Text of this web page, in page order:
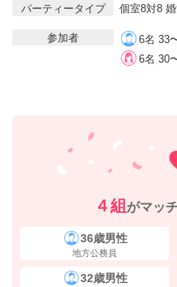
パーティータイプ 個室8対8
参加者
6名 33
6名 30
４組 がマッ
36歳男性
地方公務員
32歳男性